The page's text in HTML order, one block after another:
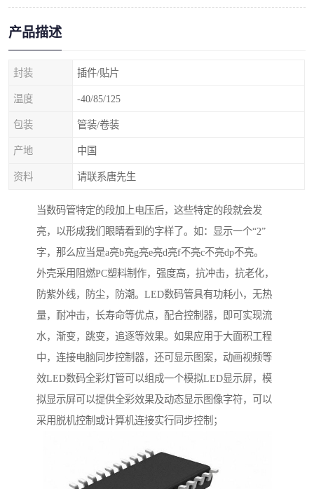
产品描述
封装 插件/贴片
温度 -40/85/125
包装 管装/卷装
产地 中国
资料 请联系唐先生
当数码管特定的段加上电压后，这些特定的段就会发
亮，以形成我们眼睛看到的字样了。如：显示一个“2”
字，那么应当是a亮b亮g亮e亮d亮f不亮c不亮dp不亮。
外壳采用阻燃PC塑料制作，强度高，抗冲击，抗老化，
防紫外线，防尘，防潮。LED数码管具有功耗小，无热
量，耐冲击，长寿命等优点，配合控制器，即可实现流
水，渐变，跳变，追逐等效果。如果应用于大面积工程
中，连接电脑同步控制器，还可显示图案，动画视频等
效LED数码全彩灯管可以组成一个模拟LED显示屏，模
拟显示屏可以提供全彩效果及动态显示图像字符，可以
采用脱机控制或计算机连接实行同步控制；